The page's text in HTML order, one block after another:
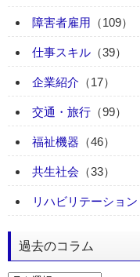
障害者雇用 （109）
仕事スキル （39）
企業紹介 （17）
交通・旅行 （99）
福祉機器 （46）
共生社会 （33）
リハビリテーション
過去のコラム